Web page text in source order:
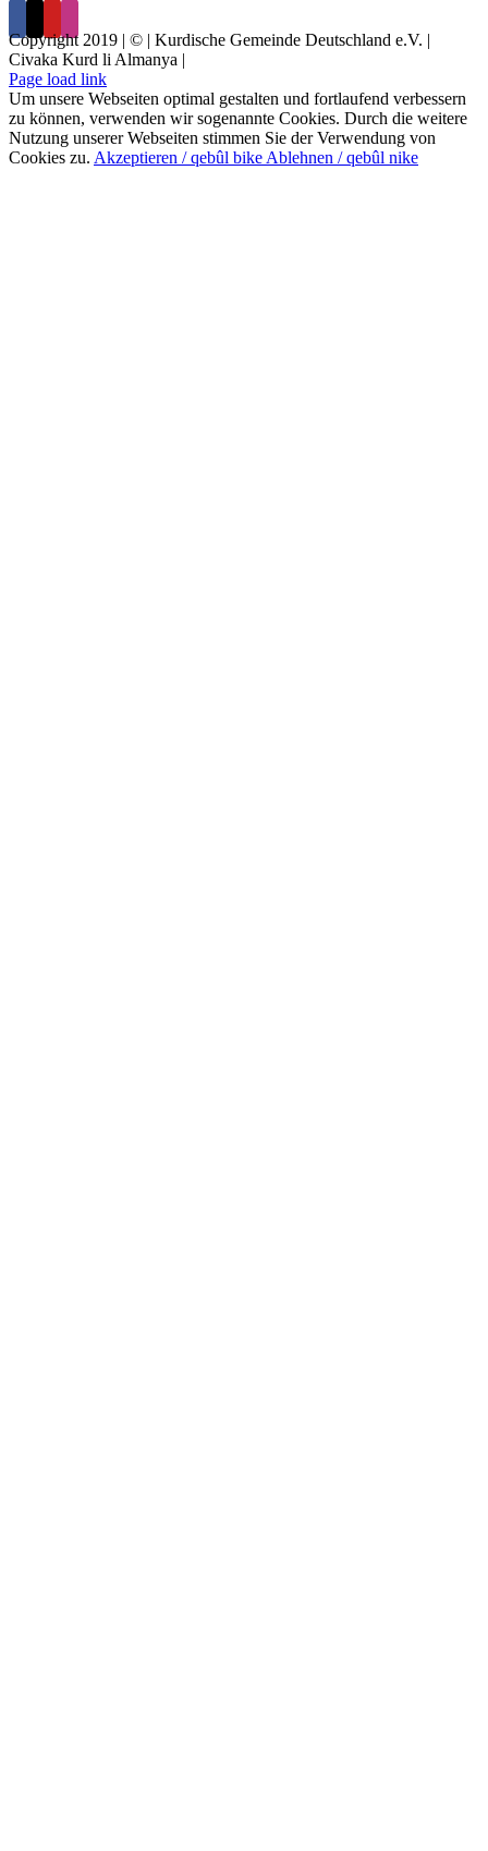
Copyright 2019 | © | Kurdische Gemeinde Deutschland e.V. |
Civaka Kurd li Almanya |
Page load link
Um unsere Webseiten optimal gestalten und fortlaufend verbessern
zu können, verwenden wir sogenannte Cookies. Durch die weitere
Nutzung unserer Webseiten stimmen Sie der Verwendung von
Cookies zu. Akzeptieren / qebûl bikeAblehnen / qebûl nike